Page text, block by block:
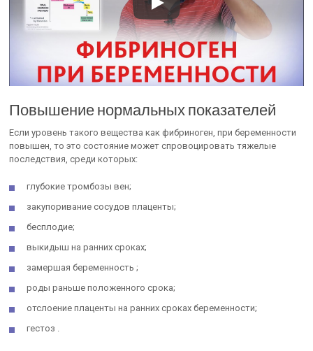
Повышение нормальных показателей
Если уровень такого вещества как фибриноген, при беременности
повышен, то это состояние может спровоцировать тяжелые
последствия, среди которых:
глубокие тромбозы вен;
закупоривание сосудов плаценты;
бесплодие;
выкидыш на ранних сроках;
замершая беременность ;
роды раньше положенного срока;
отслоение плаценты на ранних сроках беременности;
гестоз .